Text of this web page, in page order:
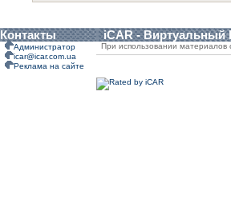
Контакты iCAR - Виртуальный
Администратор
icar@icar.com.ua
Реклама на сайте
При использовании материалов